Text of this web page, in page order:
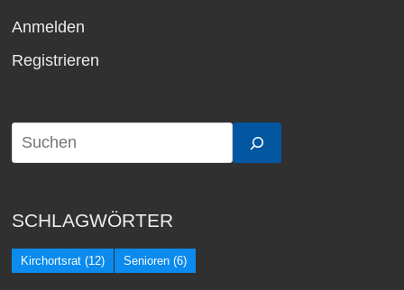
Anmelden
Registrieren
SCHLAGWÖRTER
Kirchortsrat (12) Senioren (6)